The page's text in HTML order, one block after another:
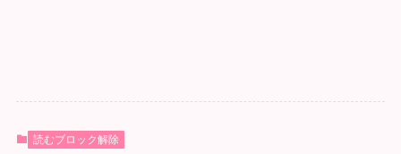
読むブロック解除